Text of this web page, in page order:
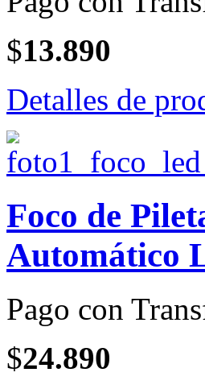
$13.890
Detalles de
Foco de
Automático
Pago con
$24.890